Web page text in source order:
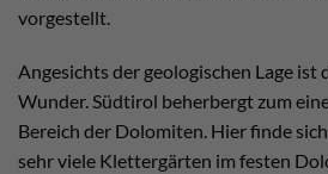
vorgestellt.
Angesichts der geologischen Lage ist
Wunder. Südtirol beherbergt zum
Bereich der Dolomiten. Hier finde
sehr viele Klettergärten im festen